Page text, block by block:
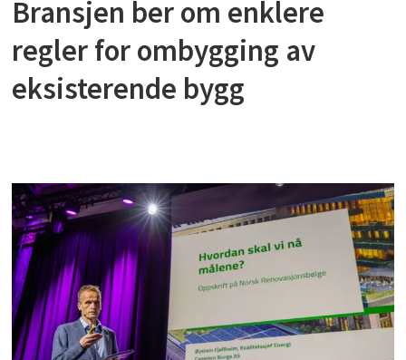
Bransjen ber om enklere
regler for ombygging av
eksisterende bygg